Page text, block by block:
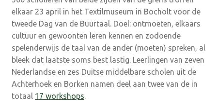
elkaar 23 april in het Textilmuseum in Bocholt voor de
tweede Dag van de Buurtaal. Doel: ontmoeten, elkaars
cultuur en gewoonten leren kennen en zodoende
spelenderwijs de taal van de ander (moeten) spreken, al
bleek dat laatste soms best lastig. Leerlingen van zeven
Nederlandse en zes Duitse middelbare scholen uit de
Achterhoek en Borken namen deel aan twee van de in
totaal 17 workshops.